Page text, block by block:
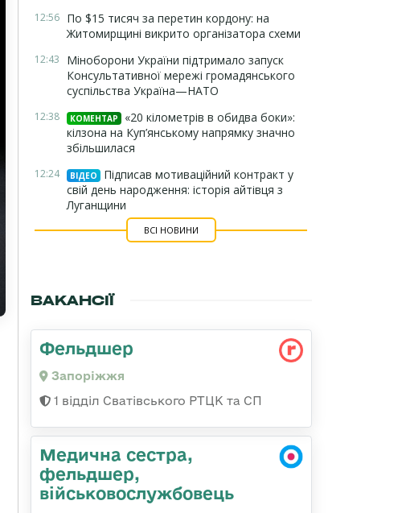
12:56 По $15 тисяч за перетин кордону: на
Житомирщині викрито організатора схеми
12:43
Міноборони України підтримало запуск
Консультативної мережі громадянського
суспільства Україна—НАТО
12:38 КОМЕНТАР
«20 кілометрів в обидва боки»:
кілзона на Куп’янському напрямку значно
збільшилася
12:24 ВІДЕО
Підписав мотиваційний контракт у
свій день народження: історія айтівця з
Луганщини
ВСІ НОВИНИ
ВАКАНСІЇ
Фельдшер
Запоріжжя
1 відділ Сватівського РТЦК та СП
Медична сестра,
фельдшер,
військовослужбовець